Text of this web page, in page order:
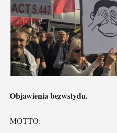
Objawienia bezwstydu.
MOTTO: